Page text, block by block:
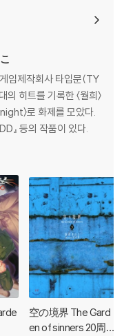
임제작회사 타입문(TY
히트를 기록한 〈월희〉
〉로 화제를 모았다.
』 등의 작품이 있다.
空の境界 The Gard
en of sinners 20周